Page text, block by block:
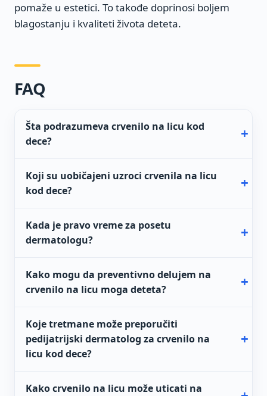
pomaže u estetici. To takođe doprinosi boljem
blagostanju i kvaliteti života deteta.
FAQ
Šta podrazumeva crvenilo na licu kod
dece?
Koji su uobičajeni uzroci crvenila na licu
kod dece?
Kada je pravo vreme za posetu
dermatologu?
Kako mogu da preventivno delujem na
crvenilo na licu moga deteta?
Koje tretmane može preporučiti
pedijatrijski dermatolog za crvenilo na
licu kod dece?
Kako crvenilo na licu može uticati na